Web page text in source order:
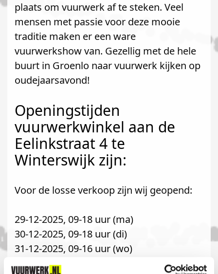
plaats om vuurwerk af te steken. Veel
mensen met passie voor deze mooie
traditie maken er een ware
vuurwerkshow van. Gezellig met de hele
buurt in Groenlo naar vuurwerk kijken op
oudejaarsavond!
Openingstijden
vuurwerkwinkel aan de
Eelinkstraat 4 te
Winterswijk zijn:
Voor de losse verkoop zijn wij geopend:
29-12-2025, 09-18 uur (ma)
30-12-2025, 09-18 uur (di)
31-12-2025, 09-16 uur (wo)